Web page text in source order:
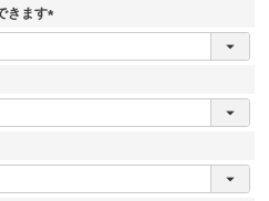
きます
(
必
)